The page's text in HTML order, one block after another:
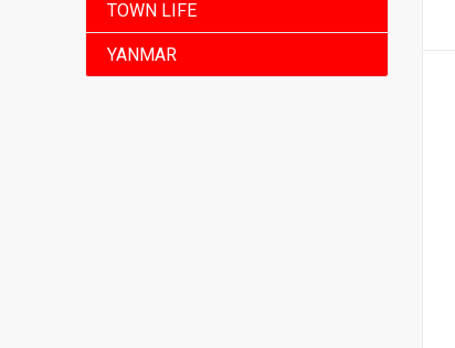
TOWN LIFE
YANMAR